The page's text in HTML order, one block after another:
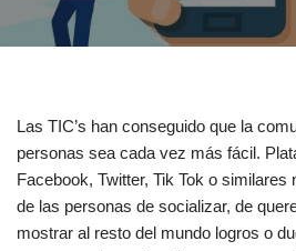
Las TIC’s han conseguido que la
personas sea cada vez más fácil.
Facebook, Twitter, Tik Tok o similares
de las personas de socializar, de
mostrar al resto del mundo logros o